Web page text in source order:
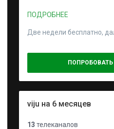
ПОДРОБНЕЕ
Две недели бесплатно,
viju на 6 месяцев
13 телеканалов